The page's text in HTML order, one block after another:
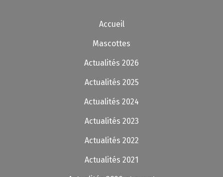
Accueil
Mascottes
Actualités 2026
Actualités 2025
Actualités 2024
Actualités 2023
Actualités 2022
Actualités 2021